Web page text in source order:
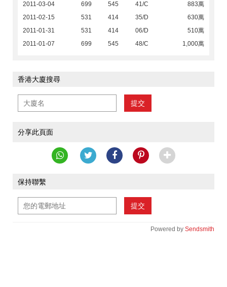
2011-03-04
699 545 41/C
883萬
2011-02-15
531 414 35/D
630萬
2011-01-31
531 414 06/D
510萬
2011-01-07
699 545 48/C 1,000萬
香港大廈搜尋
提交
分享此頁面
保持聯繫
提交
Powered by Sendsmith